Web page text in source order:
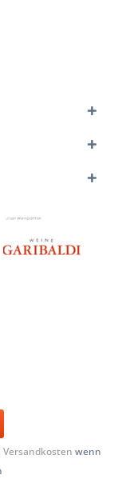
Versandkosten wenn